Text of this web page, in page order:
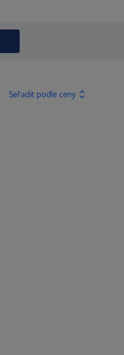
Seřadit podle ceny